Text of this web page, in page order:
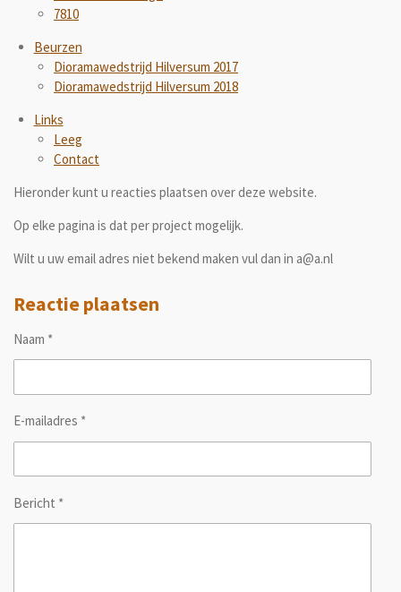
7810
Beurzen
Dioramawedstrijd Hilversum 2017
Dioramawedstrijd Hilversum 2018
Links
Leeg
Contact
Hieronder kunt u reacties plaatsen over deze website.
Op elke pagina is dat per project mogelijk.
Wilt u uw email adres niet bekend maken vul dan in a@a.nl
Reactie plaatsen
Naam *
E-mailadres *
Bericht *